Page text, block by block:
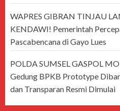
WAPRES GIBRAN TINJAU
KENDAWI! Pemerintah
Pascabencana di Gayo Lues
POLDA SUMSEL GASPOL
Gedung BPKB Prototype
dan Transparan Resmi Dimulai